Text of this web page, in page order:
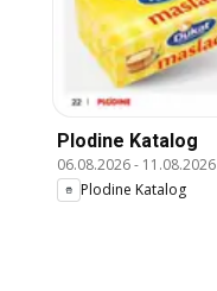
Plodine Katalog
06.08.2026- 11.08.2026
Plodine Katalog